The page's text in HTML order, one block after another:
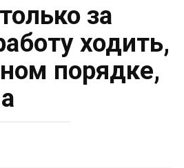
за
ходить,
порядке,